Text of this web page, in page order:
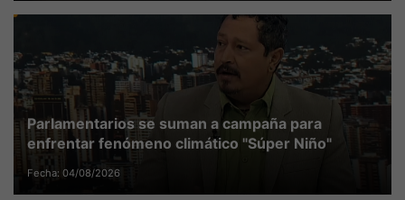
Parlamentarios se suman a campaña para
enfrentar fenómeno climático "Súper Niño"
Fecha: 04/08/2026